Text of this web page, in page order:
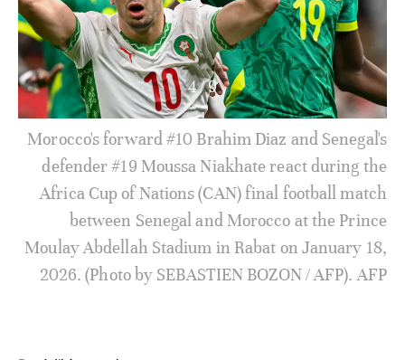
4/9
Morocco's forward #10 Brahim Diaz and Senegal's
defender #19 Moussa Niakhate react during the
Africa Cup of Nations (CAN) final football match
between Senegal and Morocco at the Prince
Moulay Abdellah Stadium in Rabat on January 18,
2026. (Photo by SEBASTIEN BOZON / AFP). AFP